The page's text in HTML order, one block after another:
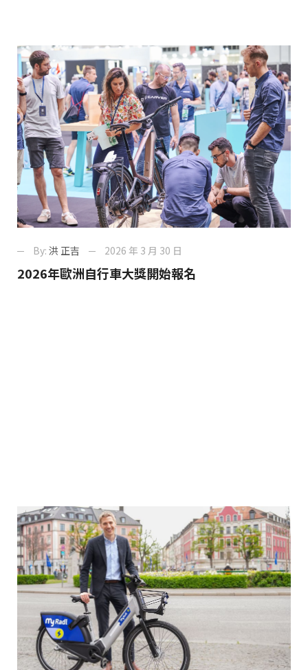
By: 洪 正吉 2026 年 3 月 30 日
2026年歐洲自行車大獎開始報名